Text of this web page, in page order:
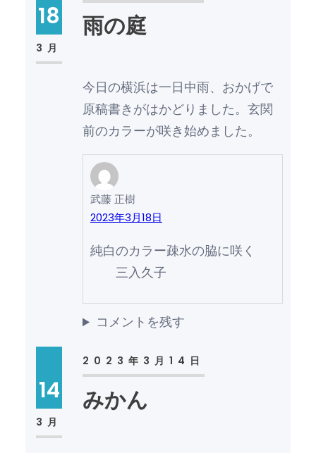
18
3月
雨の庭
今日の横浜は一日中雨、おかげで
原稿書きがはかどりました。玄関
前のカラーが咲き始めました。
武藤 正樹
2023年3月18日
純白のカラー疎水の脇に咲く
三入久子
コメントを残す
14
3月
2023年3月14日
みかん